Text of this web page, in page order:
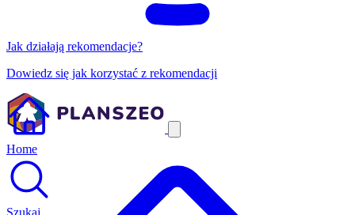
Jak działają rekomendacje?
Dowiedz się jak korzystać z rekomendacji
Home
Szukaj